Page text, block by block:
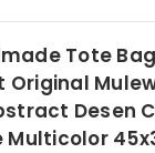
Tote Bag
Original
Desen
Multicolor